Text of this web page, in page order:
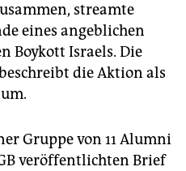
streamte
eines angeblichen
Boykott Israels. Die
die Aktion als
Gruppe von 11 Alumni
veröffentlichten Brief